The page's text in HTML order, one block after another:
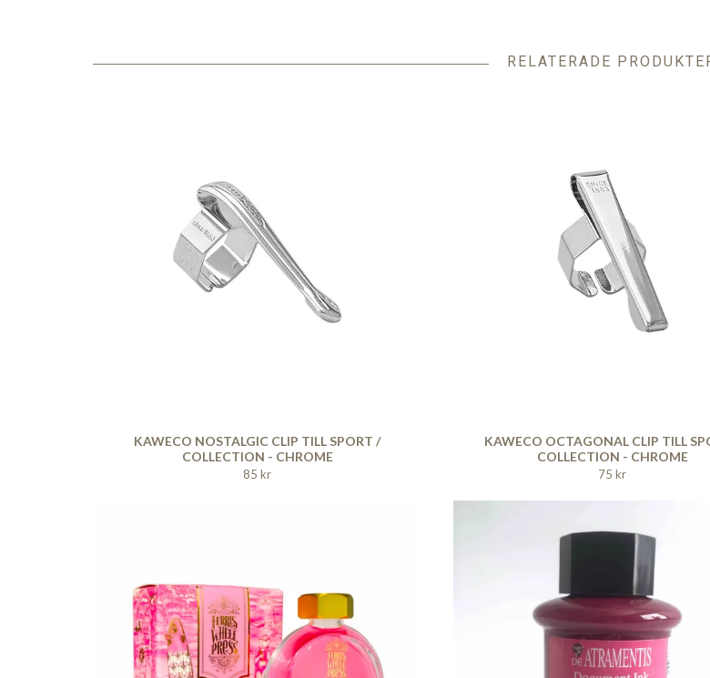
RELATERADE
KAWECO NOSTALGIC CLIP TILL SPORT /
COLLECTION - CHROME
85 kr
KAWECO OCTAGONAL CLIP TILL
COLLECTION - CHROME
75 kr